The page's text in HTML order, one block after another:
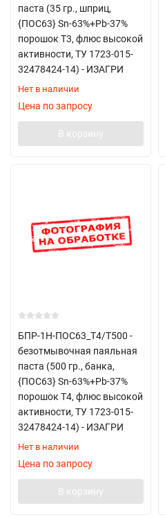
паста (35 гр., шприц,
{ПОС63} Sn-63%+Pb-37%
порошок Т3, флюс высокой
активности, ТУ 1723-015-
32478424-14) - ИЗАГРИ
Нет в наличии
Цена по запросу
В корзину
БПР-1Н-ПОС63_Т4/T500 -
безотмывочная паяльная
паста (500 гр., банка,
{ПОС63} Sn-63%+Pb-37%
порошок Т4, флюс высокой
активности, ТУ 1723-015-
32478424-14) - ИЗАГРИ
Нет в наличии
Цена по запросу
В корзину